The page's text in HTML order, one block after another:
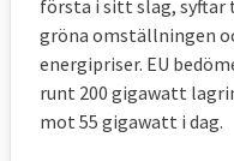
första i sitt slag, syftar
gröna omställningen
energipriser. EU
runt 200 gigawatt
mot 55 gigawatt i dag.